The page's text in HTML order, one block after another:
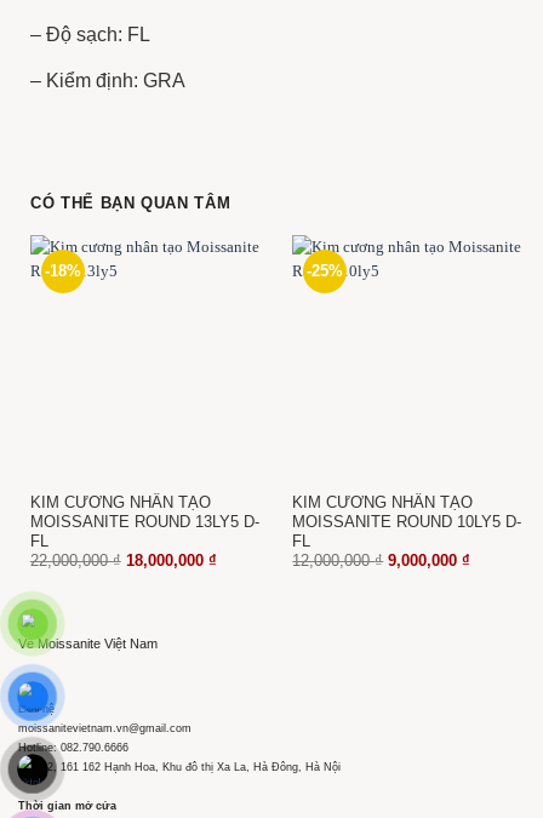
– Độ sạch: FL
– Kiểm định: GRA
CÓ THỂ BẠN QUAN TÂM
-18%
KIM CƯƠNG NHÂN TẠO
MOISSANITE ROUND 13LY5 D-
FL
22,000,000₫ Giá
18,000,000 ₫Giá
-25%
KIM CƯƠNG NHÂN TẠO
MOISSANITE ROUND 10LY5 D-
FL
12,000,000₫ Giá
9,000,000₫
Về Moissanite Việt Nam
Thời gian mở cửa
Liên hệ
moissanitevietnam.vn@gmail.com
Hotline: 082.790.6666
Tầng 2, 161 162 Hạnh Hoa, Khu đô thị Xa La, Hà Đông, Hà Nội